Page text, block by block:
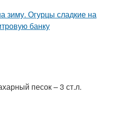
песок – 3 ст.л.